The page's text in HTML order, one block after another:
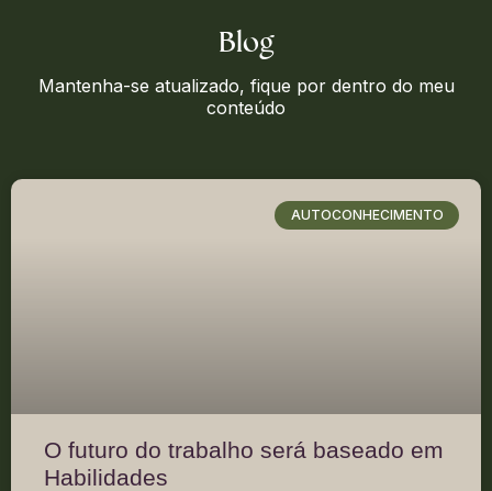
Blog
Mantenha-se atualizado, fique por dentro do meu
conteúdo
AUTOCONHECIMENTO
O futuro do trabalho será baseado em
Habilidades